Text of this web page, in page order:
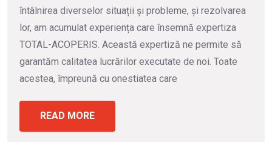
întâlnirea diverselor situații și probleme, și rezolvarea
lor, am acumulat experiența care însemnă expertiza
TOTAL-ACOPERIS. Această expertiză ne permite să
garantăm calitatea lucrărilor executate de noi. Toate
acestea, împreună cu onestiatea care
READ MORE